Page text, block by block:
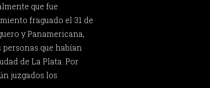
que fue
fraguado el 31 de
y Panamericana,
que habían
de La Plata. Por
juzgados los